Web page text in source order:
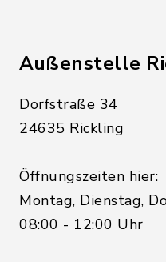
Außenstelle
Dorfstraße 34
24635 Rickling
Öffnungszeiten hier:
Montag, Dienstag,
08:00 - 12:00 Uhr